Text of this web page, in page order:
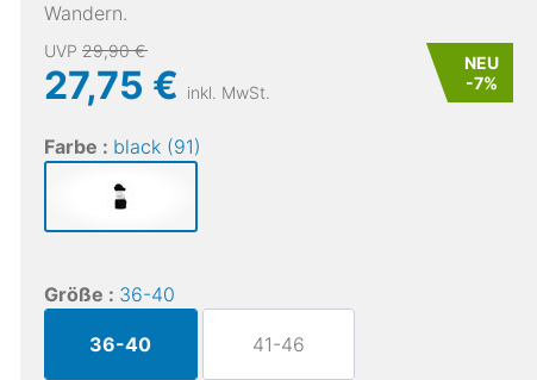
Wandern.
UVP 29,90 €
27,75 € inkl. MwSt.
NEU
-7%
Farbe : black (91)
Größe : 36-40
36-40 41-46